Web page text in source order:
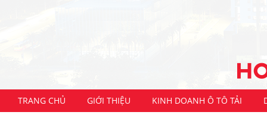
TRANG CHỦ GIỚI THIỆU KINH DOANH Ô TÔ TẢI